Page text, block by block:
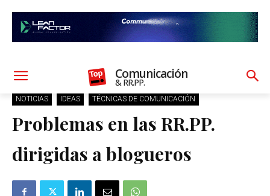
Comunicación
& RR.PP.
NOTICIAS IDEAS TÉCNICAS DE COMUNICACIÓN
Problemas en las RR.PP.
dirigidas a blogueros